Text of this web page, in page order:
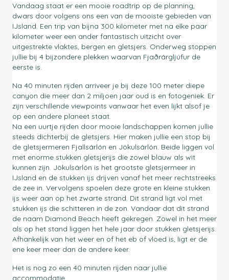
Vandaag staat er een mooie roadtrip op de planning,
dwars door volgens ons een van de mooiste gebieden van
IJsland. Een trip van bijna 300 kilometer met na elke paar
kilometer weer een ander fantastisch uitzicht over
uitgestrekte vlaktes, bergen en gletsjers. Onderweg stoppen
jullie bij 4 bijzondere plekken waarvan Fjaðrárgljúfur de
eerste is.
Na 40 minuten rijden arriveer je bij deze 100 meter diepe
canyon die meer dan 2 miljoen jaar oud is en fotogeniek. Er
zijn verschillende viewpoints vanwaar het even lijkt alsof je
op een andere planeet staat.
Na een uurtje rijden door mooie landschappen komen jullie
steeds dichterbij de gletsjers. Hier maken jullie een stop bij
de gletsjermeren Fjallsárlón en Jökulsárlón. Beide liggen vol
met enorme stukken gletsjerijs die zowel blauw als wit
kunnen zijn. Jökulsárlón is het grootste gletsjermeer in
IJsland en de stukken ijs drijven vanaf het meer rechtstreeks
de zee in. Vervolgens spoelen deze grote en kleine stukken
ijs weer aan op het zwarte strand. Dit strand ligt vol met
stukken ijs die schitteren in de zon. Vandaar dat dit strand
de naam Diamond Beach heeft gekregen. Zowel in het meer
als op het stand liggen het hele jaar door stukken gletsjerijs.
Afhankelijk van het weer en of het eb of vloed is, ligt er de
ene keer meer dan de andere keer.
Het is nog zo een 40 minuten rijden naar jullie
accommodatie.